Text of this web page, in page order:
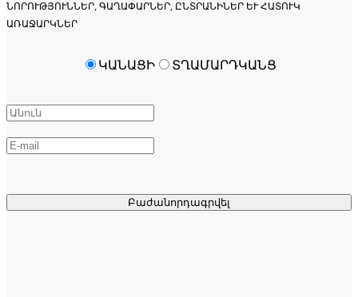
ՆՈՐՈՒԹՅՈՒՆՆԵՐ, ԳԱՂԱՓԱՐՆԵՐ, ԸՆՏՐԱՆԻՆԵՐ ԵՒ ՀԱՏՈՒԿ Ա
ՌԱՋԱՐԿՆԵՐ
Բաժանորդագրվել
ԿԱՆԱՑԻ ՏՂԱՄԱՐԴԿԱՆՑ